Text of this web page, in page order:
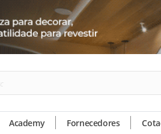
Academy Fornecedores